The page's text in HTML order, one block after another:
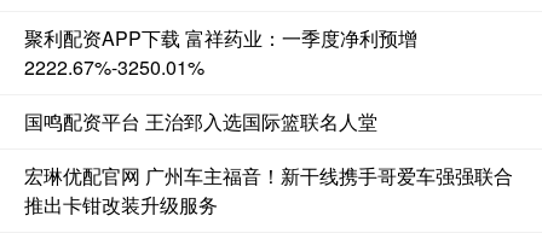
聚利配资APP下载 富祥药业：一季度净利预增
2222.67%-3250.01%
国鸣配资平台 王治郅入选国际篮联名人堂
宏琳优配官网 广州车主福音！新干线携手哥爱车强强联合
推出卡钳改装升级服务